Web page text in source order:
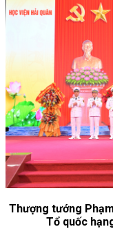
Thượng tướng
Tổ quốc